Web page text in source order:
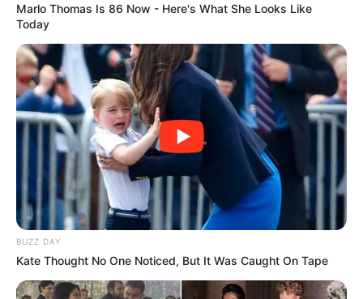
ΕΒΡΑΙΟΙ ΚΑΙ ΕΠΑΝΑΣΤΑΣΕΙΣ….
Ο ΠΟΥ υπό έλεγχο:
παρατυπίες και
συγκρούσεις συμφερόντων
Email address:
Marlo Thomas Is 86 Now - Here's What She Looks Like
Today
BUZZ DAY
Kate Thought No One Noticed, But It Was Caught On Tape